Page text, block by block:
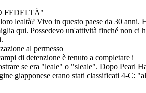
FEDELTÀ"
lealtà? Vivo in questo paese da 30 anni.
qui. Possedevo un'attività finché non ci
al permesso
di detenzione è tenuto a completare i
se era "leale" o "sleale". Dopo Pearl
giapponese erano stati classificati 4-C: